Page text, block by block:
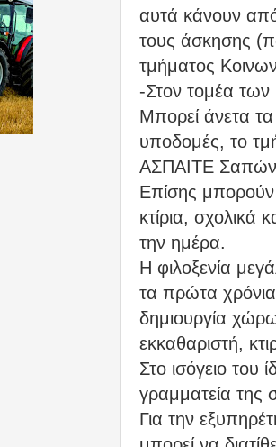
αυτά κάνουν
τους άσκησης
τμήματος
-Στον τομέα
Μπορεί άνετα τα
υποδομές, το
ΑΣΠΑΙΤΕ Σαπών,
Επίσης μπορούν
κτίρια, σχολικά
την ημέρα.
Η φιλοξενία
τα πρώτα χρόνια
δημιουργία
εκκαθαριστή,
Στο ισόγειο του
γραμματεία της
Για την